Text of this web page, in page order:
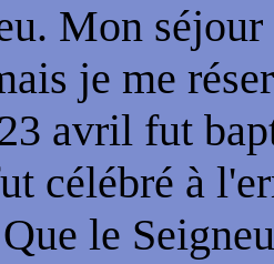
Mon
je me
avril fut
célébré à
le